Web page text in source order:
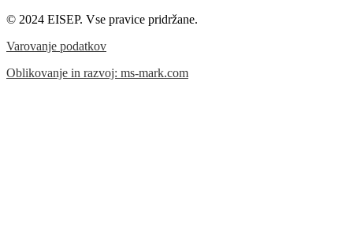
© 2024 EISEP. Vse pravice pridržane.
Varovanje podatkov
Oblikovanje in razvoj: ms-mark.com